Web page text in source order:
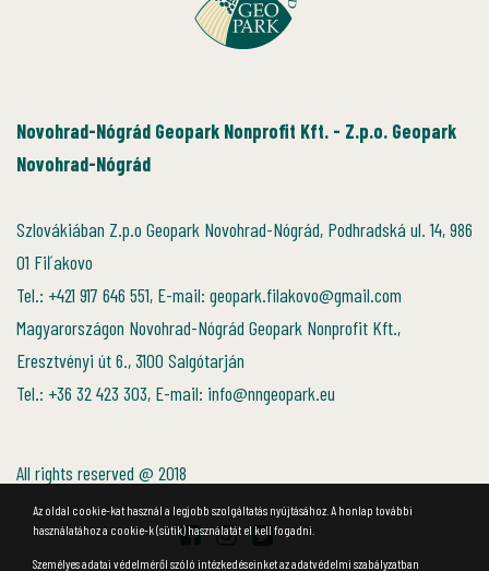
Novohrad-Nógrád Geopark Nonprofit Kft. - Z.p.o. Geopark
Novohrad-Nógrád
Szlovákiában Z.p.o Geopark Novohrad-Nógrád, Podhradská ul. 14, 986
01 Fiľakovo
Tel.: +421 917 646 551, E-mail: geopark.filakovo@gmail.com
Magyarországon Novohrad-Nógrád Geopark Nonprofit Kft.,
Eresztvényi út 6., 3100 Salgótarján
Tel.: +36 32 423 303, E-mail: info@nngeopark.eu
All rights reserved @ 2018
Az oldal cookie-kat használ a legjobb szolgáltatás nyújtásához. A honlap további
használatához a cookie-k (sütik) használatát el kell fogadni.
Személyes adatai védelméről szóló intézkedéseinket az adatvédelmi szabályzatban